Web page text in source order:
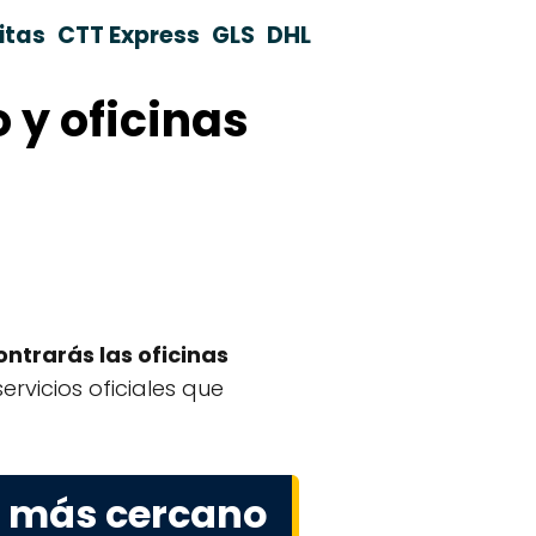
CTT Express GLS DHL
y oficinas
las oficinas
oficiales que
cercano